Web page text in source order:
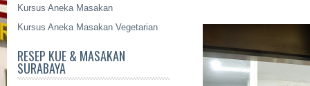
Kursus Aneka Masakan
Kursus Aneka Masakan Vegetarian
RESEP KUE & MASAKAN
SURABAYA